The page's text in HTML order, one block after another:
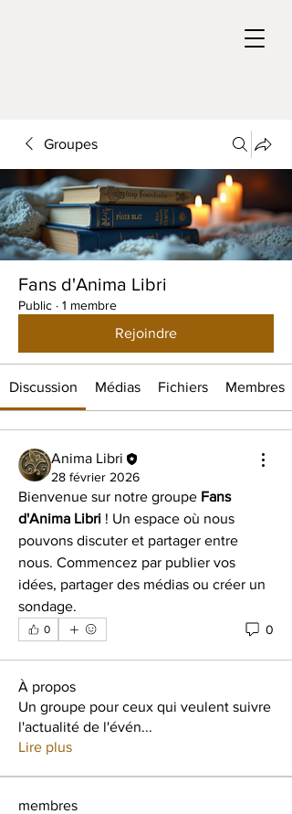
Groupes
Fans d'Anima Libri
Public · 1 membre
Rejoindre
Discussion Médias Fichiers Membres
Anima Libri
28 février 2026
Bienvenue sur notre groupe Fans
d'Anima Libri ! Un espace où nous
pouvons discuter et partager entre
nous. Commencez par publier vos
idées, partager des médias ou créer un
sondage.
0 0
À propos
Un groupe pour ceux qui veulent suivre
l'actualité de l'évén...
Lire plus
membres